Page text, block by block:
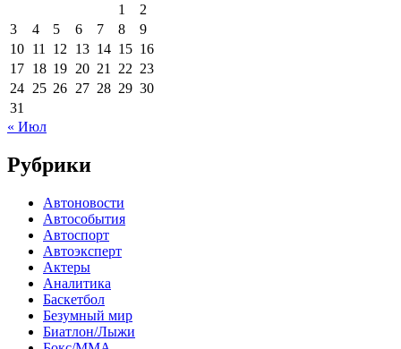
1
2
3
4 5 6 7 8
9
10 11 12 13 14 15 16
17 18 19 20 21 22 23
24 25 26 27 28 29 30
31
« Июл
Рубрики
Автоновости
Автособытия
Автоспорт
Автоэксперт
Актеры
Аналитика
Баскетбол
Безумный мир
Биатлон/Лыжи